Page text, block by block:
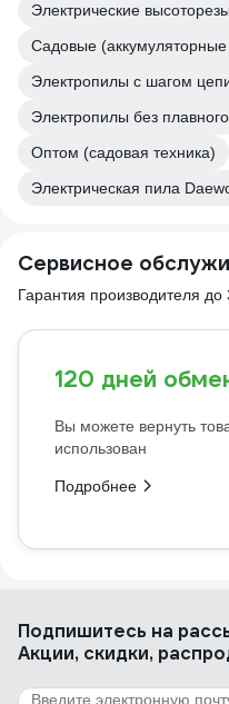
Электрические высоторезы
Садовые
Электропилы с шагом
Электропилы без
Оптом (садовая техника)
Электрическая пила
Сервисное
Гарантия производителя до
120 дней
Вы можете вернуть
использован
Подробнее
Подпишитесь на
Акции, скидки,